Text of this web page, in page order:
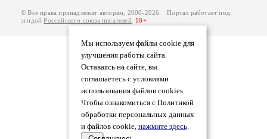
Мы используем файлы cookie для
улучшения работы сайта.
Оставаясь на сайте, вы
соглашаетесь с условиями
использования файлов cookies.
Чтобы ознакомиться с Политикой
обработки персональных данных
и файлов cookie, нажмите здесь.
© Все права принадлежат авторам, 2000-2026. Портал работает под
эгидойРоссийского союза писателей. 18+